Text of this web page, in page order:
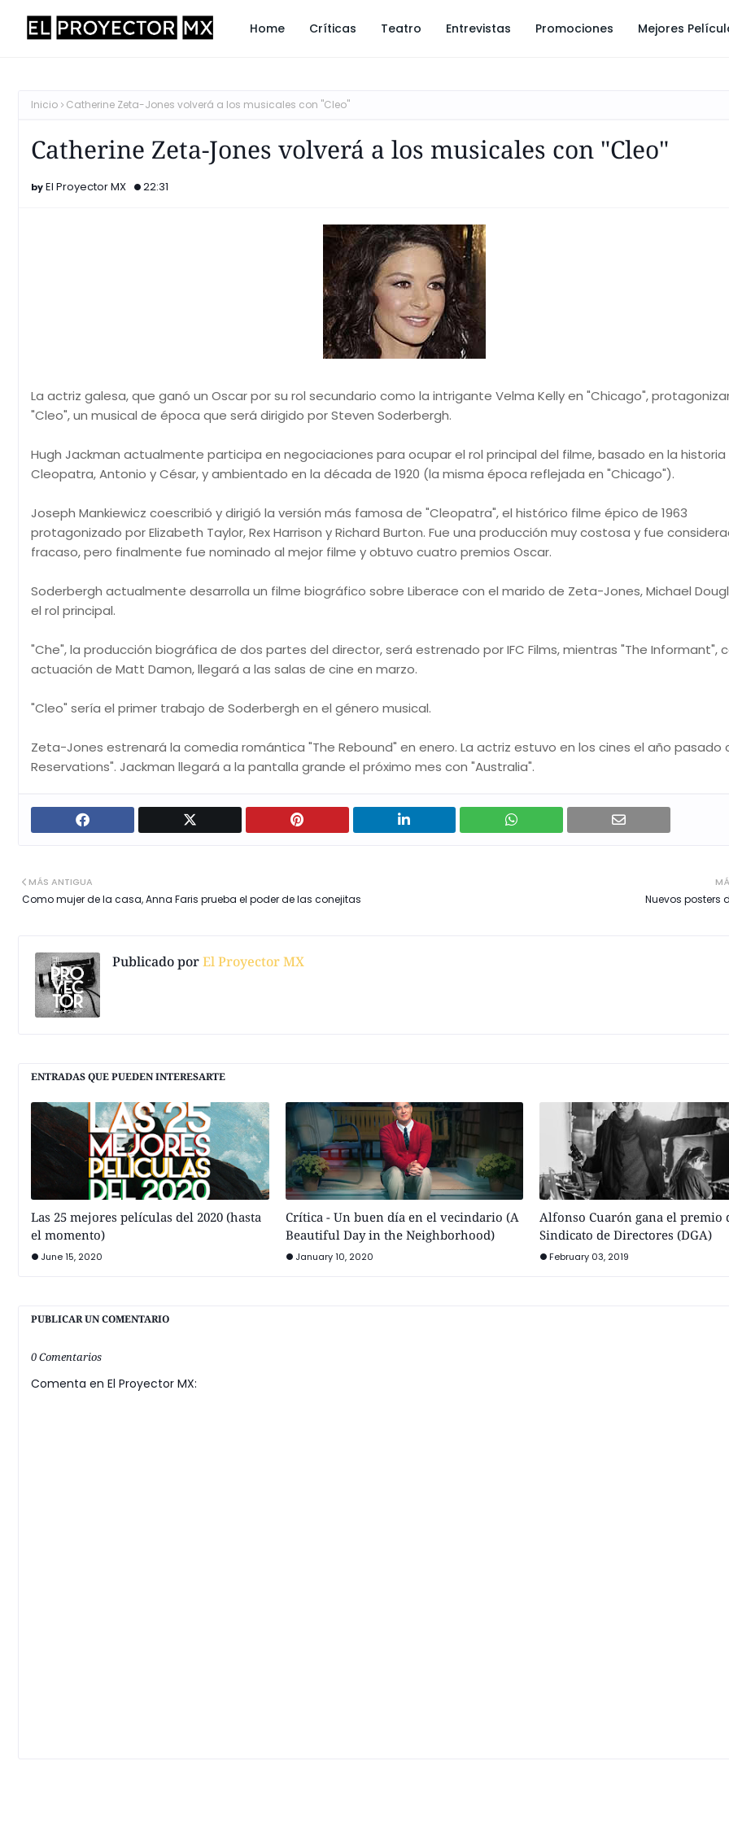
Home Críticas Teatro Entrevistas Promociones Mejores
Inicio Catherine Zeta-Jones volverá a los musicales con "Cleo"
Catherine Zeta-Jones volverá a los musicales con "Cleo"
El Proyector MX 22:31
La actriz galesa, que ganó un Oscar por su rol secundario como la intrigante Velma Kelly en "Chicago",
"Cleo", un musical de época que será dirigido por Steven Soderbergh.
Hugh Jackman actualmente participa en negociaciones para ocupar el rol principal del filme, basado en la
Cleopatra, Antonio y César, y ambientado en la década de 1920 (la misma época reflejada en "Chicago").
Joseph Mankiewicz coescribió y dirigió la versión más famosa de "Cleopatra", el histórico filme épico de 1963
protagonizado por Elizabeth Taylor, Rex Harrison y Richard Burton. Fue una producción muy costosa y fue
fracaso, pero finalmente fue nominado al mejor filme y obtuvo cuatro premios Oscar.
Soderbergh actualmente desarrolla un filme biográfico sobre Liberace con el marido de Zeta-Jones, Michael
el rol principal.
"Che", la producción biográfica de dos partes del director, será estrenado por IFC Films, mientras "The Informant",
actuación de Matt Damon, llegará a las salas de cine en marzo.
"Cleo" sería el primer trabajo de Soderbergh en el género musical.
Zeta-Jones estrenará la comedia romántica "The Rebound" en enero. La actriz estuvo en los cines el año pasado
Reservations". Jackman llegará a la pantalla grande el próximo mes con "Australia".
Nuevos posters
MÁS ANTIGUA
Como mujer de la casa, Anna Faris prueba el poder de las conejitas
Publicado porEl Proyector MX
ENTRADAS QUE PUEDEN INTERESARTE
Las 25 mejores películas del 2020 (hasta
el momento)
June 15, 2020
Crítica - Un buen día en el vecindario (A
Beautiful Day in the Neighborhood)
January 10, 2020
Alfonso Cuarón gana el premio
Sindicato de Directores (DGA)
February 03, 2019
PUBLICAR UN COMENTARIO
0 Comentarios
Comenta en El Proyector MX: